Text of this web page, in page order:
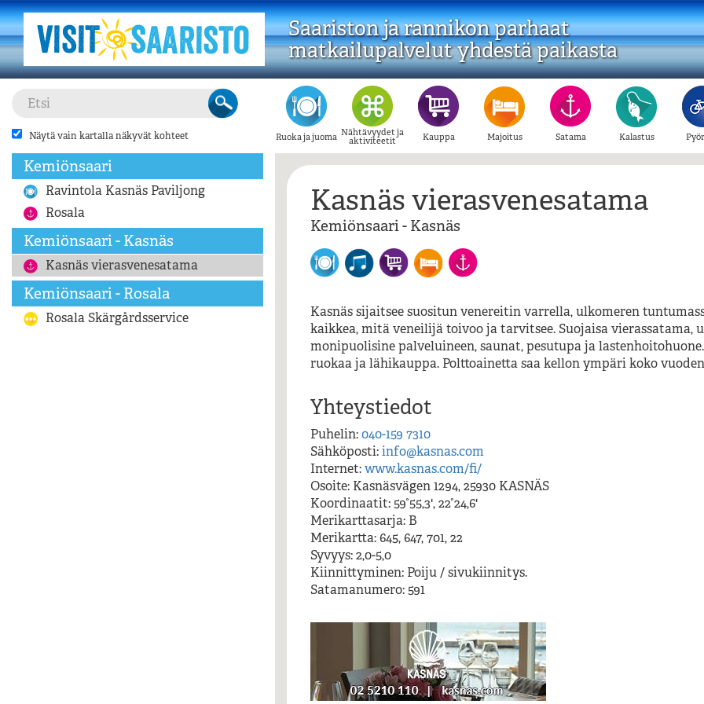
Saariston ja rannikon parhaat
matkailupalvelut yhdestä paikasta
Ruoka ja juoma Nähtävyydet ja
aktiviteetit Kauppa Majoitus Satama Kalastus
Näytä vain kartalla näkyvät kohteet
Kemiönsaari
Ravintola Kasnäs Paviljong
Rosala
Kemiönsaari - Kasnäs
Kasnäs vierasvenesatama
Kemiönsaari - Rosala
Rosala Skärgårdsservice
Kasnäs vierasvenesatama,
Kasnäs vierasvenesatama
Kemiönsaari - Kasnäs
Kasnäs sijaitsee suositun venereitin varrella, ulkomeren
kaikkea, mitä veneilijä toivoo ja tarvitsee. Suojaisa vierassatama,
monipuolisine palveluineen, saunat, pesutupa ja
ruokaa ja lähikauppa. Polttoainetta saa kellon ympäri koko
Yhteystiedot
Puhelin:040-159 7310
Sähköposti:info@kasnas.com
Internet:www.kasnas.com/fi/
Osoite: Kasnäsvägen 1294, 25930 KASNÄS
Koordinaatit: 59°55,3', 22°24,6'
Merikarttasarja: B
Merikartta: 645, 647, 701, 22
Syvyys: 2,0-5,0
Kiinnittyminen: Poiju / sivukiinnitys.
Satamanumero: 591